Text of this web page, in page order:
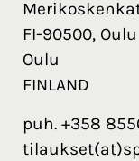
FI-90500, Oulu
Oulu
FINLAND
puh. +358